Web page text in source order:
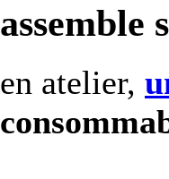
assemble
en atelier,